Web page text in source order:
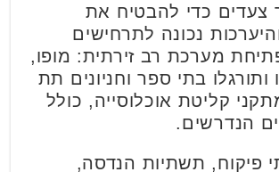
צעדים כדי להבטיח את
נכונה לתרחישים
מערכת רב זירתית: מופו,
ותורגלו בתי ספר וחניונים תת
קליטת אוכלוסייה, כולל
הנדרשים.
פיקוח, תשתיות הנדסה,